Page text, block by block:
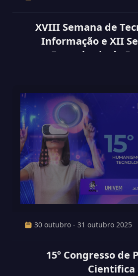
XVIII Semana de
Informação e XII
Engenharia de
30 outubro - 31 outubro 2025
15º Congresso de
Cientifica